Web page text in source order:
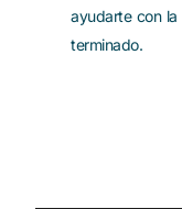
ayudarte con la
terminado.